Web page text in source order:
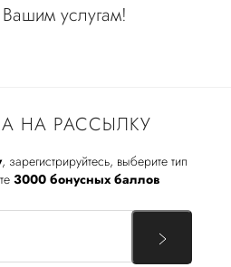
НА РАССЫЛКУ
, зарегистрируйтесь, выберите тип
3000 бонусных баллов
услугам!